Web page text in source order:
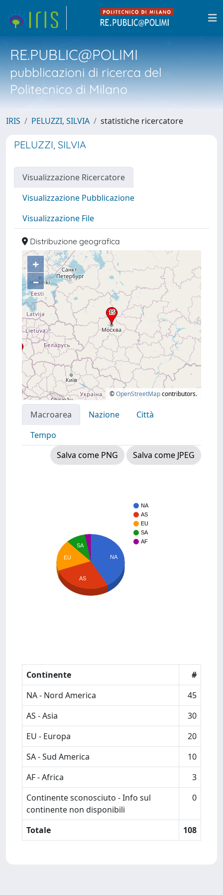
RE.PUBLIC@POLIMI
pubblicazioni di ricerca del
Politecnico di Milano
IRIS PELUZZI, SILVIA statistiche ricercatore
PELUZZI, SILVIA
Visualizzazione Ricercatore
Visualizzazione Pubblicazione
Visualizzazione File
Distribuzione geografica
+
–
©OpenStreetMapcontributors.
Macroarea Nazione
Città
Tempo
Salva come PNG
Salva come JPEG
NA
AS
EU
SA
AF
NA
SA
EU
AS
Continente
#
NA - Nord America
45
AS - Asia
30
EU - Europa
20
SA - Sud America
10
AF - Africa
3
Continente sconosciuto - Info sul
continente non disponibili
0
Totale 108